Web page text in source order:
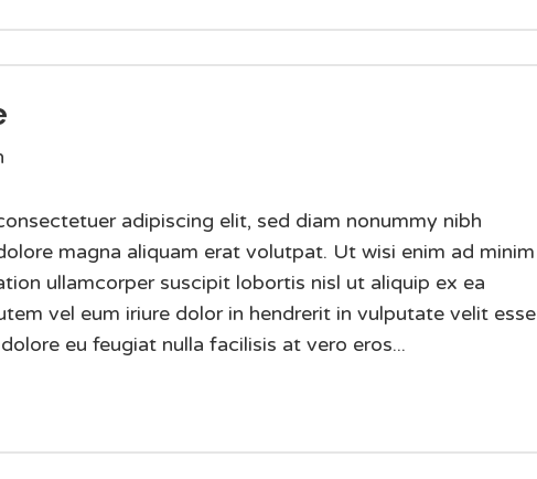
adipiscing elit, sed diam nonummy nibh
magna aliquam erat volutpat. Ut wisi enim ad minim
ullamcorper suscipit lobortis nisl ut aliquip ex ea
vel eum iriure dolor in hendrerit in vulputate velit esse
eu feugiat nulla facilisis at vero eros...